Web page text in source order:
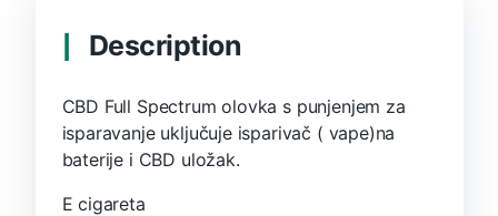
Description
CBD Full Spectrum olovka s punjenjem za
isparavanje uključuje isparivač ( vape)na
baterije i CBD uložak.
E cigareta